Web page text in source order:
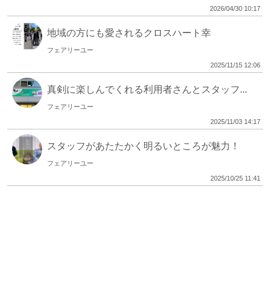
2026/04/30 10:17
地域の方にも愛されるクロスハート幸
フェアリーユー
2025/11/15 12:06
真剣に楽しんでくれる利用者さんとスタッフ...
フェアリーユー
2025/11/03 14:17
スタッフがあたたかく明るいところが魅力！
フェアリーユー
2025/10/25 11:41